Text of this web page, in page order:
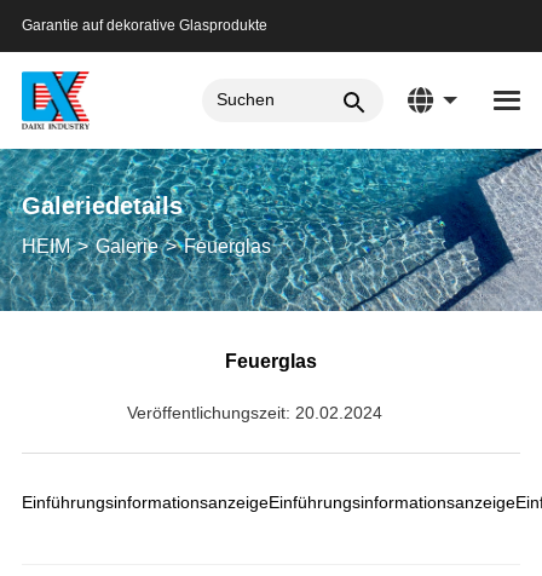
Garantie auf dekorative Glasprodukte
Galeriedetails
HEIM Galerie Feuerglas
Feuerglas
Veröffentlichungszeit: 20.02.2024